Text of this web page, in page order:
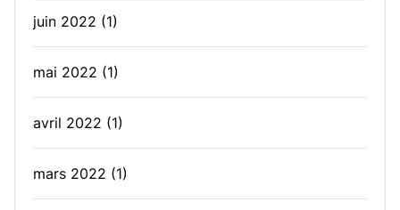
juin 2022 (1)
mai 2022 (1)
avril 2022 (1)
mars 2022 (1)